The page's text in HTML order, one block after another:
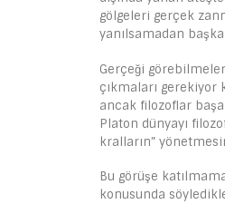
gölgeleri gerçek
yanılsamadan
Gerçeği
çıkmaları gerekiyor
ancak filozoflar
Platon dünyayı
kralların”
Bu görüşe
konusunda